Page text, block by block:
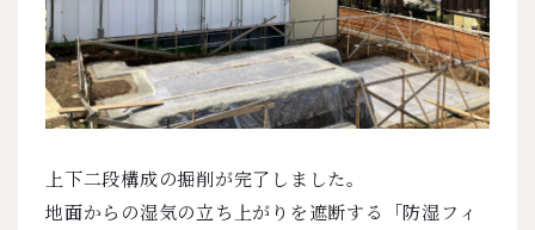
上下二段構成の掘削が完了しました。
地面からの湿気の立ち上がりを遮断する「防湿フィ